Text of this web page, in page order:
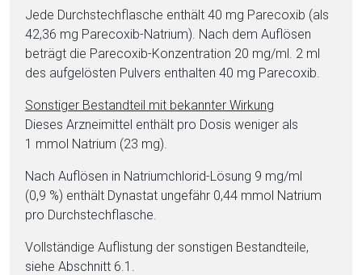
Jede Durchstechflasche enthält 40 mg Pa­re­co­xib (als
42,36 mg Pa­re­co­xib-Na­tri­um). Nach dem Auflösen
beträgt die Pa­re­co­xib-Kon­zen­tra­tion 20 mg/ml. 2 ml
des aufgelösten Pul­vers enthalten 40 mg Pa­re­co­xib.
Sonstiger Be­stand­teil mit bekannter Wirkung
Dieses Arzneimittel enthält pro Do­sis weni­ger als
1 mmol Na­tri­um (23 mg).
Nach Auflösen in Na­tri­um­chlo­rid-Lö­sung 9 mg/ml
(0,9 %) enthält Dynastat ungefähr 0,44 mmol Na­tri­um
pro Durchstechflasche.
Vollständige Auflistung der sonstigen Be­stand­tei­le,
siehe Abschnitt 6.1.